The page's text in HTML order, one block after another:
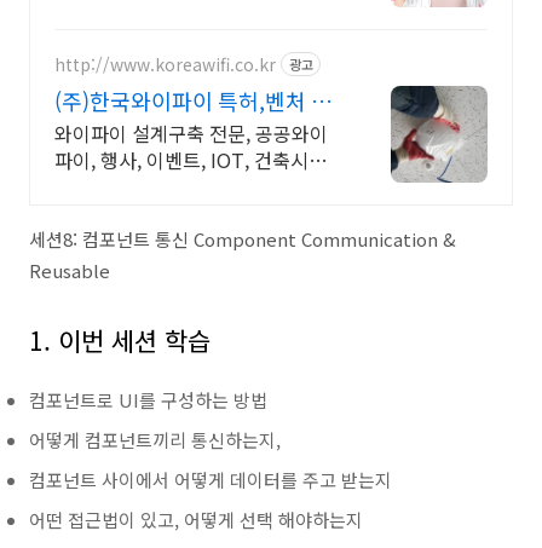
http://www.koreawifi.co.kr 광고
(주)한국와이파이 특허,벤처 관
급공사, 건설공사 가능
와이파이 설계구축 전문, 공공와이
파이, 행사, 이벤트, IOT, 건축시설
적문의
세션8: 컴포넌트 통신 Component Communication &
Reusable
1. 이번 세션 학습
컴포넌트로 UI를 구성하는 방법
어떻게 컴포넌트끼리 통신하는지,
컴포넌트 사이에서 어떻게 데이터를 주고 받는지
어떤 접근법이 있고, 어떻게 선택 해야하는지